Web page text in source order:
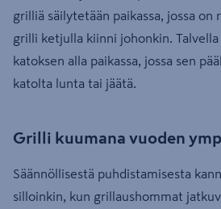
grilliä säilytetään paikassa, jossa on
grilli ketjulla kiinni johonkin.
katoksen alla paikassa, jossa sen
katolta lunta tai jäätä.
Grilli kuumana vuoden
Säännöllisestä puhdistamisesta
silloinkin, kun grillaushommat